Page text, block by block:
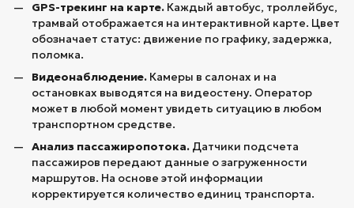
GPS-трекинг на карте. Каждый автобус, троллейбус,
трамвай отображается на интерактивной карте. Цвет
обозначает статус: движение по графику, задержка,
поломка.
Видеонаблюдение. Камеры в салонах и на
остановках выводятся на видеостену. Оператор
может в любой момент увидеть ситуацию в любом
транспортном средстве.
Анализ пассажиропотока. Датчики подсчета
пассажиров передают данные о загруженности
маршрутов. На основе этой информации
корректируется количество единиц транспорта.